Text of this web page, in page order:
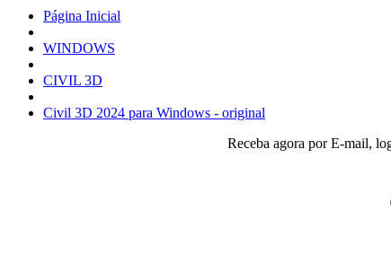
Página Inicial
‎WINDOWS‎
CIVIL 3D
Civil 3D 2024 para Windows - original
Receba agora por E-mail,